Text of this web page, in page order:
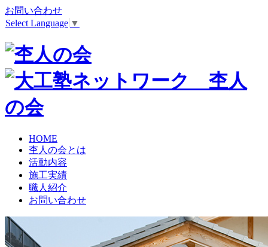
お問い合わせ
Select Language ▼
HOME
杢人の会とは
活動内容
施工実績
職人紹介
お問い合わせ